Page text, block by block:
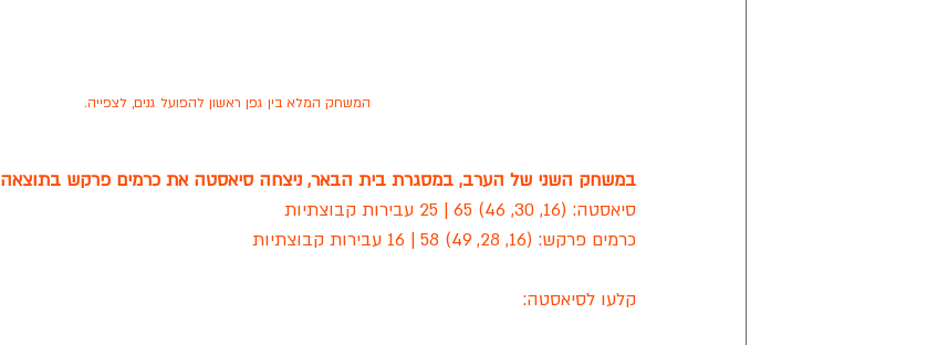
המשחק המלא בין גפן ראשון להפועל גנים, לצפייה.
במשחק השני של הערב, במסגרת בית הבאר, ניצחה סיאסטה את כרמים פרקש בתוצאה 65-58.
סיאסטה: (16, 30, 46) 65 | 25 עבירות קבוצתיות
כרמים פרקש: (16, 28, 49) 58 | 16 עבירות קבוצתיות
קלעו לסיאסטה: